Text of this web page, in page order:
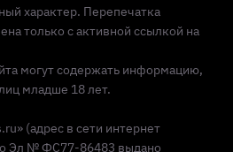
характер. Перепечатка
только с активной ссылкой на
могут содержать информацию,
младше 18 лет.
(адрес в сети интернет
Эл № ФС77-86483 выдано